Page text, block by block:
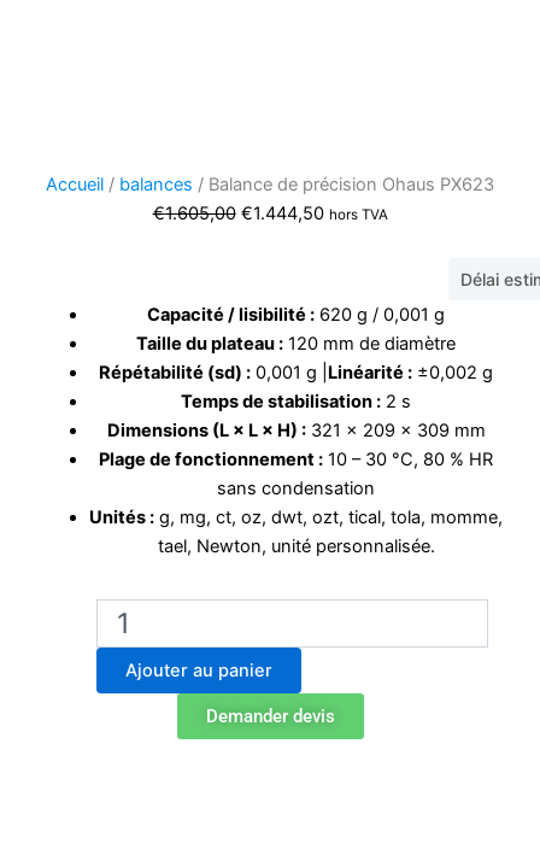
Accueil / balances / Balance de précision Ohaus PX623
€1.605,00 Le
€1.605,00.
€1.444,50Le
€1.444,50.
hors TVA
Délai
Capacité / lisibilité : 620 g / 0,001 g
Taille du plateau : 120 mm de diamètre
Répétabilité (sd) : 0,001 g | Linéarité : ±0,002 g
Temps de stabilisation : 2 s
Dimensions (L × L × H) :321 × 209 × 309 mm
Plage de fonctionnement : 10 – 30 °C, 80 % HR
sans condensation
Unités : g, mg, ct, oz, dwt, ozt, tical, tola, momme,
tael, Newton, unité personnalisée.
quantité
Balance
Ajouter au panier
Demander devis